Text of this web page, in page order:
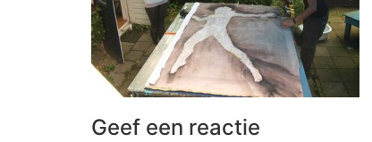
Geef een reactie